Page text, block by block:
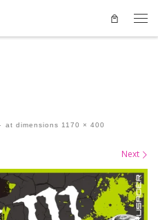
at dimensions 1170 × 400
Next